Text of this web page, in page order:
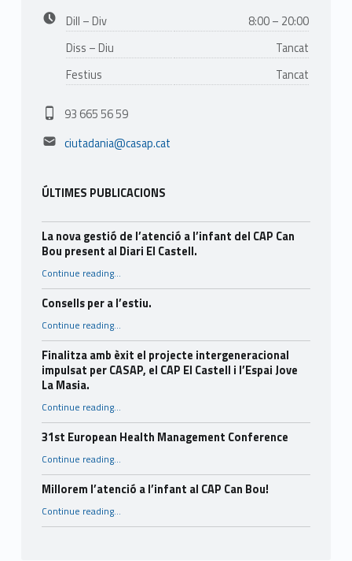
Business hours:
Dill – Div
8:00 – 20:00
Diss – Diu
Tancat
Festius
Tancat
Phone number:
93 665 56 59
Email address:
ciutadania@casap.cat
ÚLTIMES PUBLICACIONS
La nova gestió de l’atenció a l’infant del CAP Can
Bou present al Diari El Castell.
Continue reading“La nova gestió de l’atenció a l’infant del CAP Can Bou present al Diari El Castell.”
…
Consells per a l’estiu.
Continue reading…
Finalitza amb èxit el projecte intergeneracional
impulsat per CASAP, el CAP El Castell i l’Espai Jove
La Masia.
Continue reading“Finalitza amb èxit el projecte intergeneracional impulsat per CASAP, el CAP El Castell i l’Espai Jove La Masia.”
…
31st European Health Management Conference
Continue reading“31st European Health Management Conference”
…
Millorem l’atenció a l’infant al CAP Can Bou!
Continue reading“Millorem l’atenció a l’infant al CAP Can Bou!”
…